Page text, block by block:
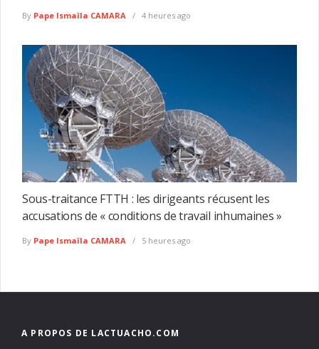
By Pape Ismaïla CAMARA 4 heures ago
Sous-traitance FTTH : les dirigeants récusent les
accusations de « conditions de travail inhumaines »
By Pape Ismaïla CAMARA 5 heures ago
A PROPOS DE LACTUACHO.COM